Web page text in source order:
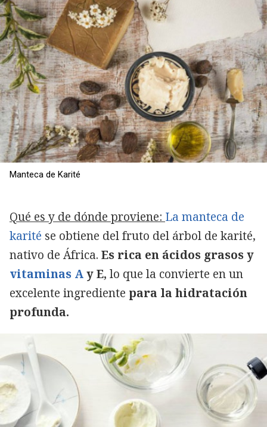
Manteca de Karité
Qué es y de dónde proviene: La manteca de
karité se obtiene del fruto del árbol de karité,
nativo de África. Es rica en ácidos grasos y
vitaminas Ay E, lo que la convierte en un
excelente ingrediente para la hidratación
profunda.